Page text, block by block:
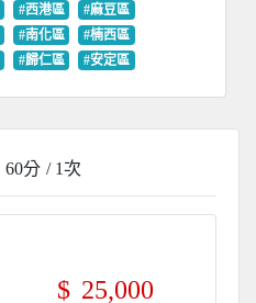
#西港區
#麻豆區
#南化區
#楠西區
#歸仁區 #安定區
60分 / 1次
$ 25,000